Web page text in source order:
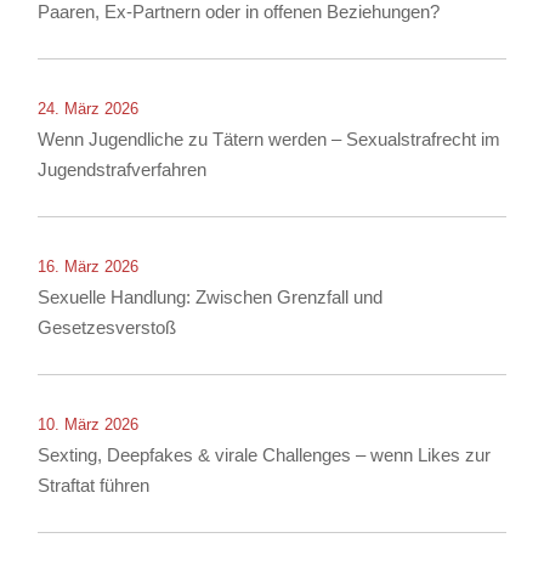
Paaren, Ex-Partnern oder in offenen Beziehungen?
24. März 2026
Wenn Jugendliche zu Tätern werden – Sexualstrafrecht im
Jugendstrafverfahren
16. März 2026
Sexuelle Handlung: Zwischen Grenzfall und
Gesetzesverstoß
10. März 2026
Sexting, Deepfakes & virale Challenges – wenn Likes zur
Straftat führen